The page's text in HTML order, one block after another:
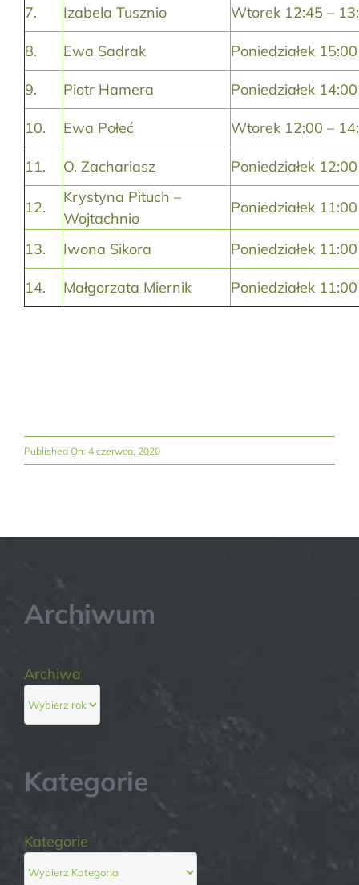
7. Izabela Tusznio Wtorek 12:45 –
8. Ewa Sadrak Poniedziałek
9. Piotr Hamera Poniedziałek
10. Ewa Połeć Wtorek 12:00 –
11. O. Zachariasz Poniedziałek
12.
Krystyna Pituch –
Wojtachnio
Poniedziałek
13. Iwona Sikora Poniedziałek
14. Małgorzata Miernik Poniedziałek
Published On: 4 czerwca, 2020
Archiwum
Archiwa
Kategorie
Kategorie